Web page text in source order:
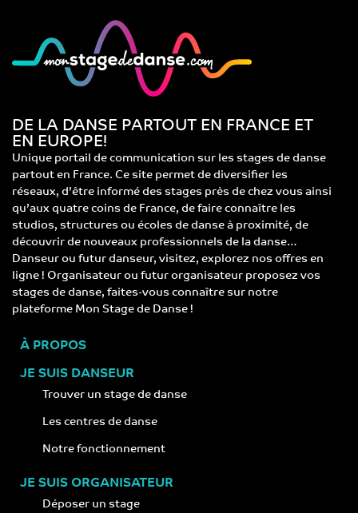
DE LA DANSE PARTOUT EN FRANCE ET
EN EUROPE!
Unique portail de communication sur les stages de danse
partout en France. Ce site permet de diversifier les
réseaux, d’être informé des stages près de chez vous ainsi
qu’aux quatre coins de France, de faire connaître les
studios, structures ou écoles de danse à proximité, de
découvrir de nouveaux professionnels de la danse…
Danseur ou futur danseur, visitez, explorez nos offres en
ligne ! Organisateur ou futur organisateur proposez vos
stages de danse, faites-vous connaître sur notre
plateforme Mon Stage de Danse !
À PROPOS
JE SUIS DANSEUR
Trouver un stage de danse
Les centres de danse
Notre fonctionnement
JE SUIS ORGANISATEUR
Déposer un stage